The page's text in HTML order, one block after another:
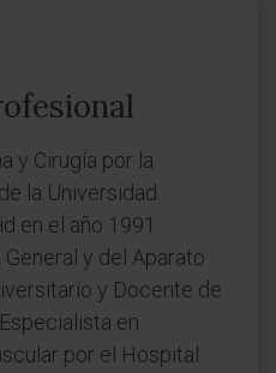
y Cirugía por la
la Universidad
en el año 1991.
y del Aparato
y Docente de
en
por el Hospital